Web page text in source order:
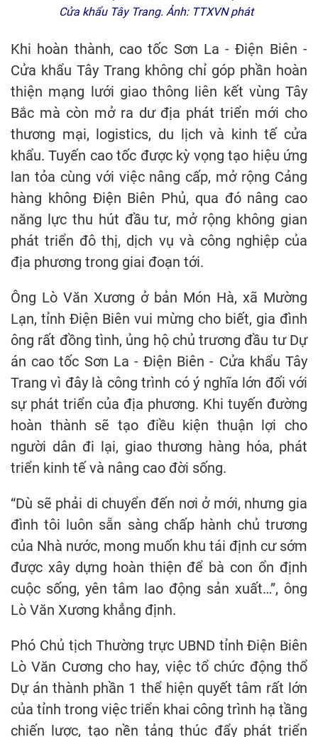
Cửa khẩu Tây Trang. Ảnh: TTXVN phát
Khi hoàn thành, cao tốc Sơn La - Điện Biên -
Cửa khẩu Tây Trang không chỉ góp phần hoàn
thiện mạng lưới giao thông liên kết vùng Tây
Bắc mà còn mở ra dư địa phát triển mới cho
thương mại, logistics, du lịch và kinh tế cửa
khẩu. Tuyến cao tốc được kỳ vọng tạo hiệu ứng
lan tỏa cùng với việc nâng cấp, mở rộng Cảng
hàng không Điện Biên Phủ, qua đó nâng cao
năng lực thu hút đầu tư, mở rộng không gian
phát triển đô thị, dịch vụ và công nghiệp của
địa phương trong giai đoạn tới.
Ông Lò Văn Xương ở bản Món Hà, xã Mường
Lạn, tỉnh Điện Biên vui mừng cho biết, gia đình
ông rất đồng tình, ủng hộ chủ trương đầu tư Dự
án cao tốc Sơn La - Điện Biên - Cửa khẩu Tây
Trang vì đây là công trình có ý nghĩa lớn đối với
sự phát triển của địa phương. Khi tuyến đường
hoàn thành sẽ tạo điều kiện thuận lợi cho
người dân đi lại, giao thương hàng hóa, phát
triển kinh tế và nâng cao đời sống.
“Dù sẽ phải di chuyển đến nơi ở mới, nhưng gia
đình tôi luôn sẵn sàng chấp hành chủ trương
của Nhà nước, mong muốn khu tái định cư sớm
được xây dựng hoàn thiện để bà con ổn định
cuộc sống, yên tâm lao động sản xuất…”, ông
Lò Văn Xương khẳng định.
Phó Chủ tịch Thường trực UBND tỉnh Điện Biên
Lò Văn Cương cho hay, việc tổ chức động thổ
Dự án thành phần 1 thể hiện quyết tâm rất lớn
của tỉnh trong việc triển khai công trình hạ tầng
chiến lược, tạo nền tảng thúc đẩy phát triển